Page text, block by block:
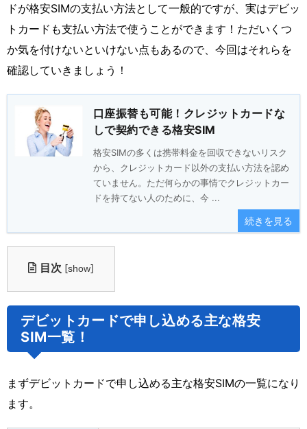
ドが格安SIMの支払い方法として一般的ですが、実はデビッ
トカードも支払い方法で使うことができます！ただいくつ
か気を付けないといけない点もあるので、今回はそれらを
確認していきましょう！
口座振替も可能！クレジットカードな
しで契約できる格安SIM
格安SIMの多くは携帯料金を回収できないリスク
から、クレジットカード以外の支払い方法を認め
ていません。ただ何らかの事情でクレジットカー
ドを持てない人のために、今 ...
続きを見る
目次 [show]
デビットカードで申し込める主な格安
SIM一覧！
まずデビットカードで申し込める主な格安SIMの一覧になり
ます。